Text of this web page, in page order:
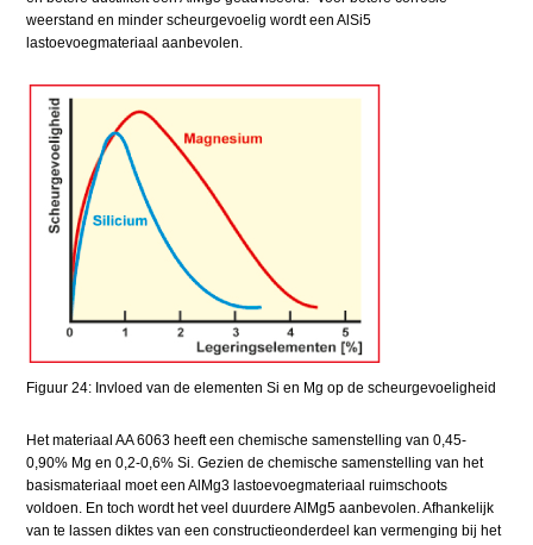
weerstand en minder scheurgevoelig wordt een AlSi5
lastoevoegmateriaal aanbevolen.
Figuur 24: Invloed van de elementen Si en Mg op de scheurgevoeligheid
Het materiaal AA 6063 heeft een chemische samenstelling van 0,45-
0,90% Mg en 0,2-0,6% Si. Gezien de chemische samenstelling van het
basismateriaal moet een AlMg3 lastoevoegmateriaal ruimschoots
voldoen. En toch wordt het veel duurdere AlMg5 aanbevolen. Afhankelijk
van te lassen diktes van een constructieonderdeel kan vermenging bij het